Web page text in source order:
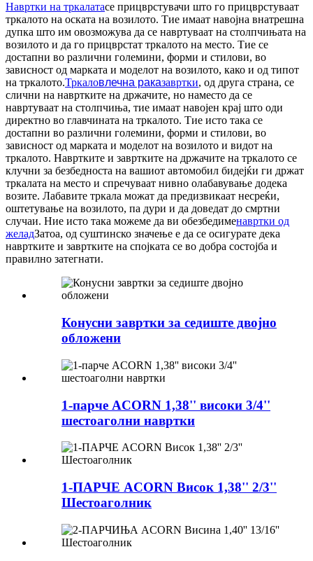
Навртки на тркалатасе прицврстувачи што го прицврстуваат
тркалото на оската на возилото. Тие имаат навојна внатрешна
дупка што им овозможува да се навртуваат на столпчињата на
возилото и да го прицврстат тркалото на место. Тие се
достапни во различни големини, форми и стилови, во
зависност од марката и моделот на возилото, како и од типот
на тркалото.Тркаловлечна раказавртки, од друга страна, се
слични на навртките на држачите, но наместо да се
навртуваат на столпчиња, тие имаат навојен крај што оди
директно во главчината на тркалото. Тие исто така се
достапни во различни големини, форми и стилови, во
зависност од марката и моделот на возилото и видот на
тркалото. Навртките и завртките на држачите на тркалото се
клучни за безбедноста на вашиот автомобил бидејќи ги држат
тркалата на место и спречуваат нивно олабавување додека
возите. Лабавите тркала можат да предизвикаат несреќи,
оштетување на возилото, па дури и да доведат до смртни
случаи. Ние исто така можеме да ви обезбедименавртки од
желадЗатоа, од суштинско значење е да се осигурате дека
навртките и завртките на спојката се во добра состојба и
правилно затегнати.
Конусни завртки за седиште двојно
обложени
1-парче ACORN 1,38'' високи 3/4''
шестоаголни навртки
1-ПАРЧЕ ACORN Висок 1,38'' 2/3''
Шестоаголник